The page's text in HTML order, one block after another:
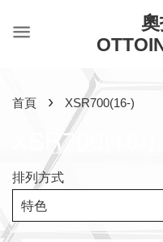
首頁 › XSR700(16-)
XSR700(16-)
排列方式